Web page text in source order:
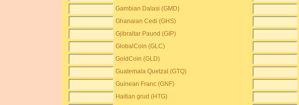
Gambian Dalasi (GMD)
Ghanaian Cedi (GHS)
Gjibraltar Paund (GIP)
GlobalCoin (GLC)
GoldCoin (GLD)
Guatemala Quetzal (GTQ)
Guinean Franc (GNF)
Haitian grud (HTG)